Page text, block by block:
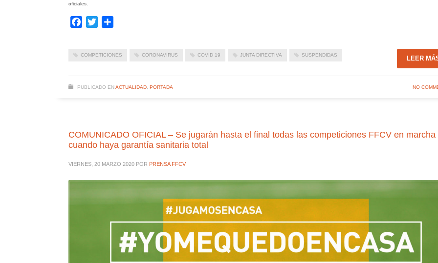
oficiales.
Facebook
Twitter
COMPETICIONES CORONAVIRUS COVID 19 JUNTA DIRECTIVA SUSPENDIDAS LEER
PUBLICADO EN ACTUALIDAD, PORTADA NO
COMUNICADO OFICIAL – Se jugarán hasta el final todas las competiciones FFCV en marcha
cuando haya garantía sanitaria total
VIERNES, 20 MARZO 2020 POR PRENSA FFCV